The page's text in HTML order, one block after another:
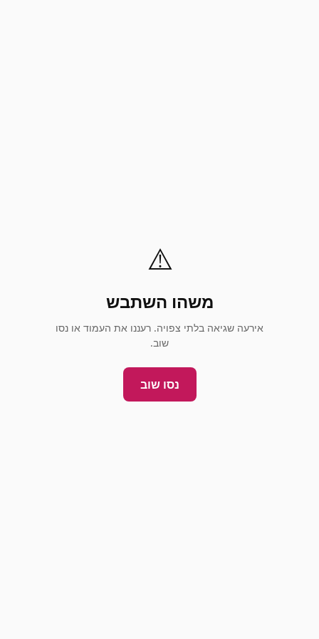
⚠️
משהו השתבש
אירעה שגיאה בלתי צפויה. רעננו את העמוד או נסו
שוב.
נסו שוב